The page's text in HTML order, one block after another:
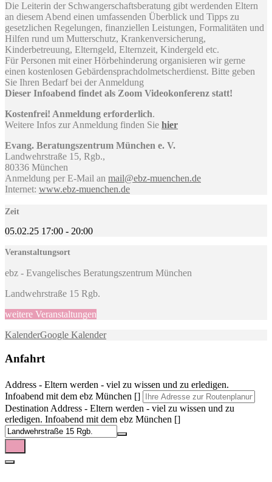
Die Leiterin der Schwangerschaftsberatung gibt werdenden Eltern
an diesem Abend einen umfassenden Überblick und Tipps zu
gesetzlichen Regelungen, finanziellen Leistungen, Formalitäten und
Hilfen rund um Mutterschutz, Krankenversicherung,
Kinderbetreuung, Elterngeld, Elternzeit, Kindergeld etc.
Für Personen mit einer Hörbehinderung organisieren wir gerne
einen kostenlosen Gebärdensprachdolmetscherdienst. Bitte geben
Sie Ihren Bedarf bei der Anmeldung
Dieser Infoabend findet als Zoom Videokonferenz statt!
Kostenfrei! Anmeldung erforderlich.
Weitere Infos zur Anmeldung finden Sie hier
Evang. Beratungszentrum München e. V.
Landwehrstraße 15, Rgb.,
80336 München
Anmeldung per E-Mail an mail@ebz-muenchen.de
Internet: www.ebz-muenchen.de
Zeit
05.02.25 17:00 - 20:00
Veranstaltungsort
ebz - Evangelisches Beratungszentrum München
Landwehrstraße 15 Rgb.
weitere Veranstaltungen
KalenderGoogle Kalender
Anfahrt
Address - Eltern werden - viel zu wissen und zu erledigen.
Infoabend mit dem ebz München []
Destination Address - Eltern werden - viel zu wissen und zu
erledigen. Infoabend mit dem ebz München []